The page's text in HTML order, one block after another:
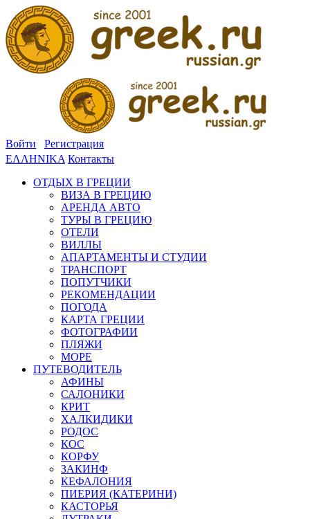
Войти
Регистрация
ΕΛΛΗΝΙΚΑ Контакты
ОТДЫХ В ГРЕЦИИ
ВИЗА В ГРЕЦИЮ
АРЕНДА АВТО
ТУРЫ В ГРЕЦИЮ
ОТЕЛИ
ВИЛЛЫ
АПАРТАМЕНТЫ И СТУДИИ
ТРАНСПОРТ
ПОПУТЧИКИ
РЕКОМЕНДАЦИИ
ПОГОДА
КАРТА ГРЕЦИИ
ФОТОГРАФИИ
ПЛЯЖИ
МОРЕ
ПУТЕВОДИТЕЛЬ
АФИНЫ
САЛОНИКИ
КРИТ
ХАЛКИДИКИ
РОДОС
КОС
КОРФУ
ЗАКИНФ
КЕФАЛОНИЯ
ПИЕРИЯ (КАТЕРИНИ)
КАСТОРЬЯ